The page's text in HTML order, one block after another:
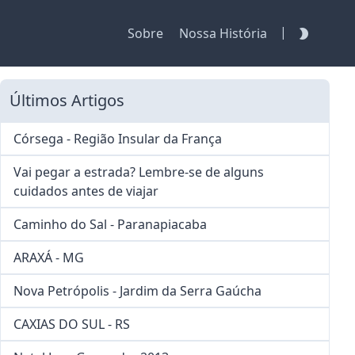
Sobre Nossa História |
Últimos Artigos
Córsega - Região Insular da França
Vai pegar a estrada? Lembre-se de alguns
cuidados antes de viajar
Caminho do Sal - Paranapiacaba
ARAXÁ - MG
Nova Petrópolis - Jardim da Serra Gaúcha
CAXIAS DO SUL - RS